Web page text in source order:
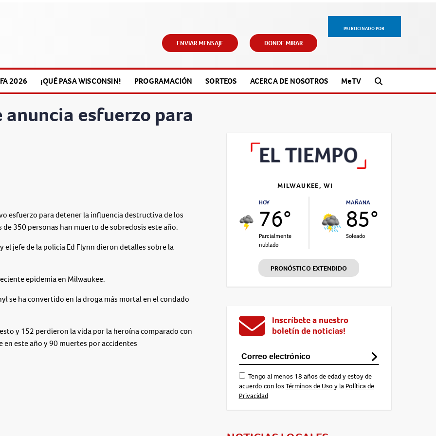
PATROCINADO POR:
ENVIAR MENSAJE DONDE MIRAR
2026 ¡QUÉ PASA WISCONSIN! PROGRAMACIÓN SORTEOS ACERCA DE NOSOTROS MeTV
esfuerzo para
esfuerzo para detener la influencia destructiva de los
350 personas han muerto de sobredosis este año.
el jefe de la policía Ed Flynn dieron detalles sobre la
epidemia en Milwaukee.
se ha convertido en la droga más mortal en el condado
y 152 perdieron la vida por la heroína comparado con
este año y 90 muertes por accidentes
MILWAUKEE, WI
HOY
76°
Parcialmente
nublado
MAÑANA
85°
Soleado
PRONÓSTICO EXTENDIDO
Inscríbete a nuestro
boletín de noticias!
Tengo al menos 18 años de edad y estoy de
acuerdo con losTérminos de Uso y la Política de
Privacidad